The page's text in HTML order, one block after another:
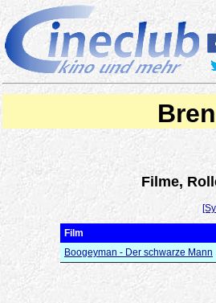
Filme,
Film
Boogeyman - Der schwarze Mann